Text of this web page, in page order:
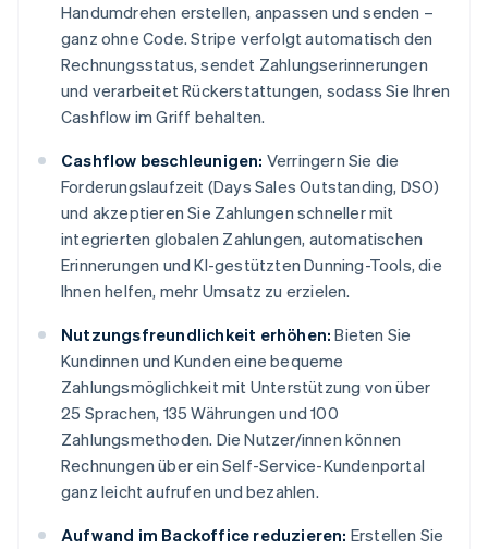
Handumdrehen erstellen, anpassen und senden –
ganz ohne Code. Stripe verfolgt automatisch den
Rechnungsstatus, sendet Zahlungserinnerungen
und verarbeitet Rückerstattungen, sodass Sie Ihren
Cashflow im Griff behalten.
Cashflow beschleunigen: Verringern Sie die
Forderungslaufzeit (Days Sales Outstanding, DSO)
und akzeptieren Sie Zahlungen schneller mit
integrierten globalen Zahlungen, automatischen
Erinnerungen und KI-gestützten Dunning-Tools, die
Ihnen helfen, mehr Umsatz zu erzielen.
Nutzungsfreundlichkeit erhöhen: Bieten Sie
Kundinnen und Kunden eine bequeme
Zahlungsmöglichkeit mit Unterstützung von über
25 Sprachen, 135 Währungen und 100
Zahlungsmethoden. Die Nutzer/innen können
Rechnungen über ein Self-Service-Kundenportal
ganz leicht aufrufen und bezahlen.
Aufwand im Backoffice reduzieren: Erstellen Sie